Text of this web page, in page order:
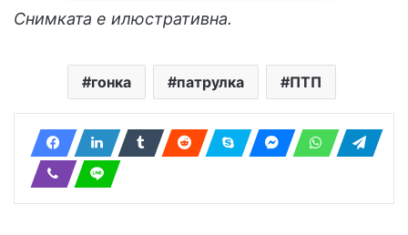
Снимката е илюстративна.
гонка патрулка ПТП